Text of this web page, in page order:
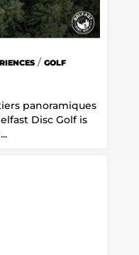
/ GOLF
panoramiques
Disc Golf is